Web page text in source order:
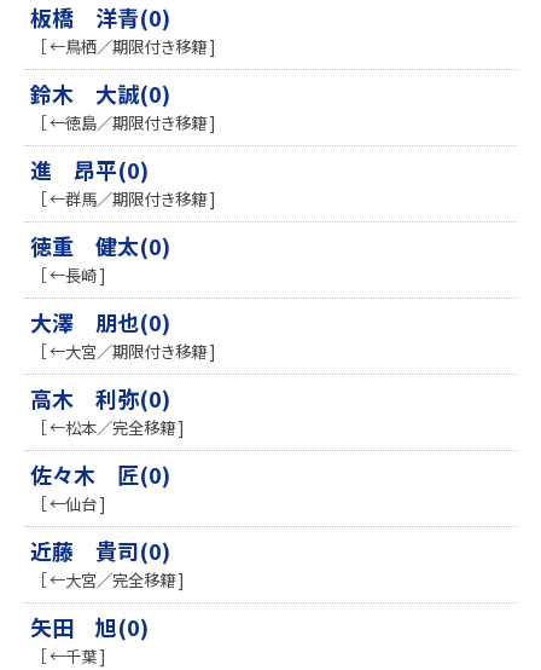
板橋 洋青(0)
［ ←鳥栖／期限付き移籍 ]
鈴木 大誠(0)
［ ←徳島／期限付き移籍 ]
進 昂平(0)
［ ←群馬／期限付き移籍 ]
徳重 健太(0)
［ ←長崎 ]
大澤 朋也(0)
［ ←大宮／期限付き移籍 ]
高木 利弥(0)
［ ←松本／完全移籍 ]
佐々木 匠(0)
［ ←仙台 ]
近藤 貴司(0)
［ ←大宮／完全移籍 ]
矢田 旭(0)
［ ←千葉 ]